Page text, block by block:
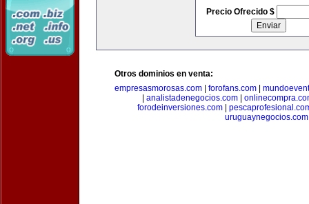
Precio Ofrecido $
Otros dominios en venta:
empresasmorosas.com
forofans.com
analistadenegocios.com
forodeinversiones.com
uruguaynegocios.com